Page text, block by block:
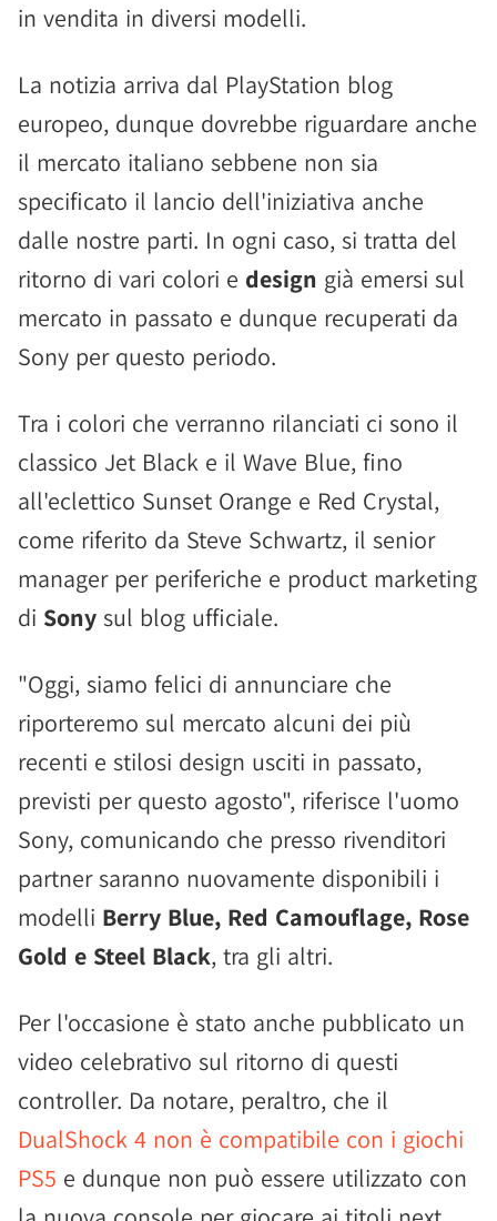
in vendita in diversi modelli.
La notizia arriva dal PlayStation blog
europeo, dunque dovrebbe riguardare anche
il mercato italiano sebbene non sia
specificato il lancio dell'iniziativa anche
dalle nostre parti. In ogni caso, si tratta del
ritorno di vari colori e design già emersi sul
mercato in passato e dunque recuperati da
Sony per questo periodo.
Tra i colori che verranno rilanciati ci sono il
classico Jet Black e il Wave Blue, fino
all'eclettico Sunset Orange e Red Crystal,
come riferito da Steve Schwartz, il senior
manager per periferiche e product marketing
di Sony sul blog ufficiale.
"Oggi, siamo felici di annunciare che
riporteremo sul mercato alcuni dei più
recenti e stilosi design usciti in passato,
previsti per questo agosto", riferisce l'uomo
Sony, comunicando che presso rivenditori
partner saranno nuovamente disponibili i
modelli Berry Blue, Red Camouflage, Rose
Gold e Steel Black, tra gli altri.
Per l'occasione è stato anche pubblicato un
video celebrativo sul ritorno di questi
controller. Da notare, peraltro, che il
DualShock 4 non è compatibile con i giochi
PS5 e dunque non può essere utilizzato con